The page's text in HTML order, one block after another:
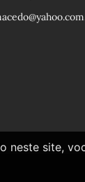
neste site,